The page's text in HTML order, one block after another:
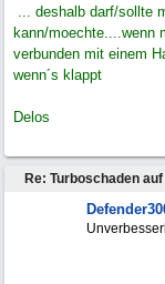
... deshalb darf/sollte
kann/moechte....wenn
verbunden mit einem
wenn´s klappt
Delos